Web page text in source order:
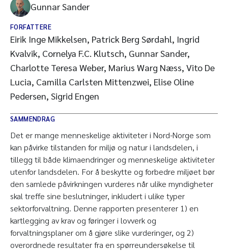
Gunnar Sander
FORFATTERE
Eirik Inge Mikkelsen, Patrick Berg Sørdahl, Ingrid
Kvalvik, Cornelya F.C. Klutsch, Gunnar Sander,
Charlotte Teresa Weber, Marius Warg Næss, Vito De
Lucia, Camilla Carlsten Mittenzwei, Elise Oline
Pedersen, Sigrid Engen
SAMMENDRAG
Det er mange menneskelige aktiviteter i Nord-Norge som
kan påvirke tilstanden for miljø og natur i landsdelen, i
tillegg til både klimaendringer og menneskelige aktiviteter
utenfor landsdelen. For å beskytte og forbedre miljøet bør
den samlede påvirkningen vurderes når ulike myndigheter
skal treffe sine beslutninger, inkludert i ulike typer
sektorforvaltning. Denne rapporten presenterer 1) en
kartlegging av krav og føringer i lovverk og
forvaltningsplaner om å gjøre slike vurderinger, og 2)
overordnede resultater fra en spørreundersøkelse til